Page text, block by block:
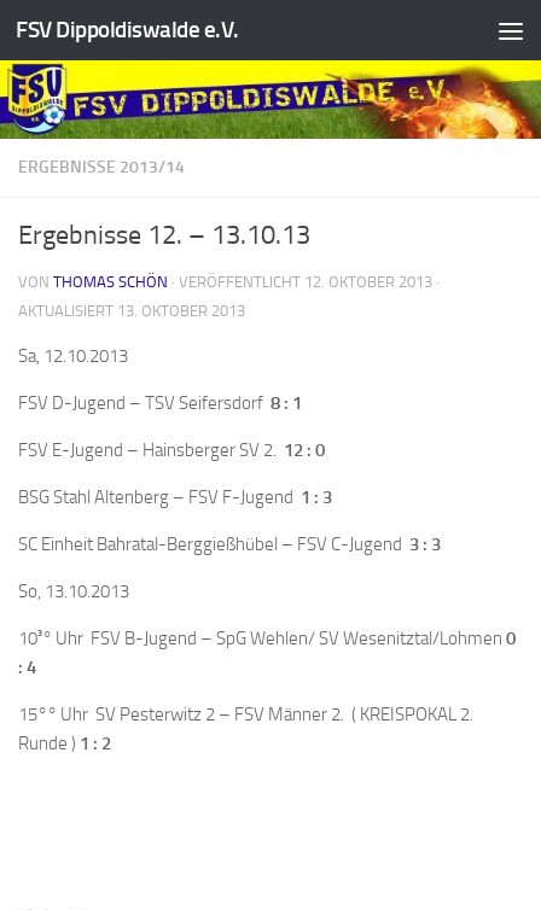
Zum Inhalt springen
FSV Dippoldiswalde e.V.
ERGEBNISSE 2013/14
Ergebnisse 12. – 13.10.13
VON THOMAS SCHÖN · VERÖFFENTLICHT 12. OKTOBER 2013 ·
AKTUALISIERT 13. OKTOBER 2013
Sa, 12.10.2013
FSV D-Jugend – TSV Seifersdorf 8 : 1
FSV E-Jugend – Hainsberger SV 2. 12 : 0
BSG Stahl Altenberg – FSV F-Jugend 1 : 3
SC Einheit Bahratal-Berggießhübel – FSV C-Jugend 3 : 3
So, 13.10.2013
10³° Uhr FSV B-Jugend – SpG Wehlen/​ SV Wesenitztal/​Lohmen 0
: 4
15°° Uhr SV Pesterwitz 2 – FSV Männer 2. ( KREISPOKAL 2.
Runde ) 1 : 2